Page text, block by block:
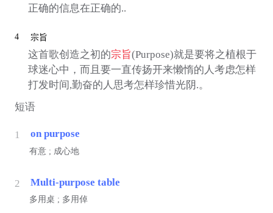
正确的信息在正确的..
4 宗旨
这首歌创造之初的宗旨(Purpose)就是要将之植根于
球迷心中，而且要一直传扬开来懒惰的人考虑怎样
打发时间,勤奋的人思考怎样珍惜光阴.。
短语
1 on purpose
有意 ; 成心地
2 Multi-purpose table
多用桌 ; 多用倬